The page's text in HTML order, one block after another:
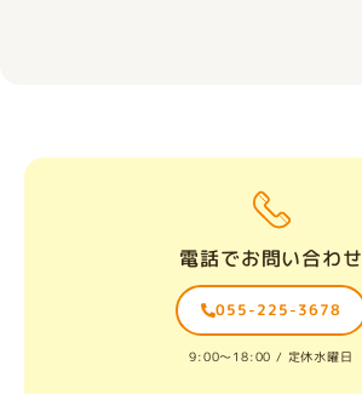
電話でお問い合わせ
055-225-3678
9:00〜18:00 / 定休水曜日